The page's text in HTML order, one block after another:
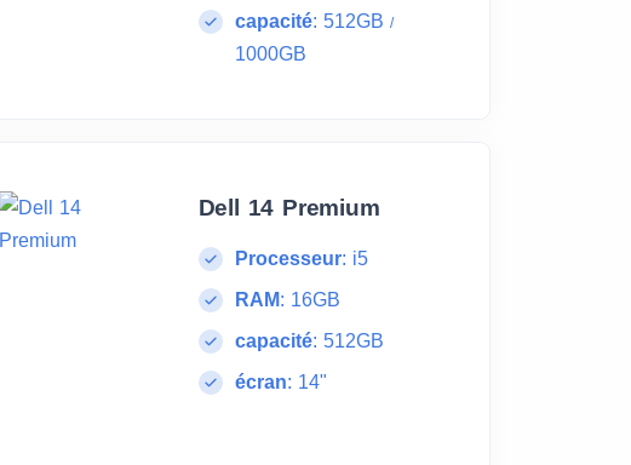
capacité: 512GB /
1000GB
Dell 14 Premium
Processeur: i5
RAM: 16GB
capacité: 512GB
écran: 14"